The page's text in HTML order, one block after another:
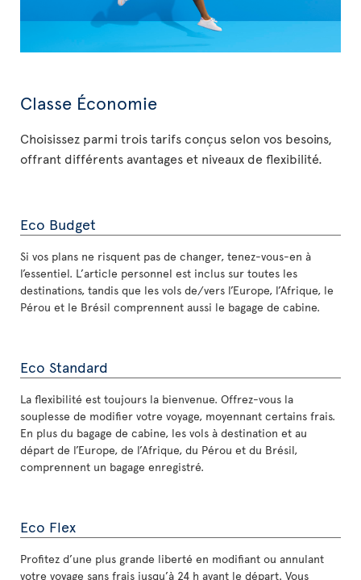
Classe Économie
Choisissez parmi trois tarifs conçus selon vos besoins,
offrant différents avantages et niveaux de flexibilité.
Eco Budget
Si vos plans ne risquent pas de changer, tenez-vous-en à
l’essentiel. L’article personnel est inclus sur toutes les
destinations, tandis que les vols de/vers l’Europe, l’Afrique, le
Pérou et le Brésil comprennent aussi le bagage de cabine.
Eco Standard
La flexibilité est toujours la bienvenue. Offrez-vous la
souplesse de modifier votre voyage, moyennant certains frais.
En plus du bagage de cabine, les vols à destination et au
départ de l’Europe, de l’Afrique, du Pérou et du Brésil,
comprennent un bagage enregistré.
Eco Flex
Profitez d’une plus grande liberté en modifiant ou annulant
votre voyage sans frais jusqu’à 24 h avant le départ. Vous